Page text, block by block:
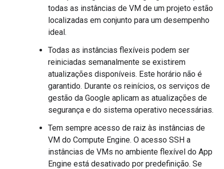
todas as instâncias de VM de um projeto estão
localizadas em conjunto para um desempenho
ideal.
Todas as instâncias flexíveis podem ser
reiniciadas semanalmente se existirem
atualizações disponíveis. Este horário não é
garantido. Durante os reinícios, os serviços de
gestão da Google aplicam as atualizações de
segurança e do sistema operativo necessárias.
Tem sempre acesso de raiz às instâncias de
VM do Compute Engine. O acesso SSH a
instâncias de VMs no ambiente flexível do App
Engine está desativado por predefinição. Se